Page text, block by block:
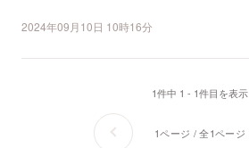
2024年09月10日 10時16分
1件中 1 - 1件目を表示
1ページ / 全1ページ